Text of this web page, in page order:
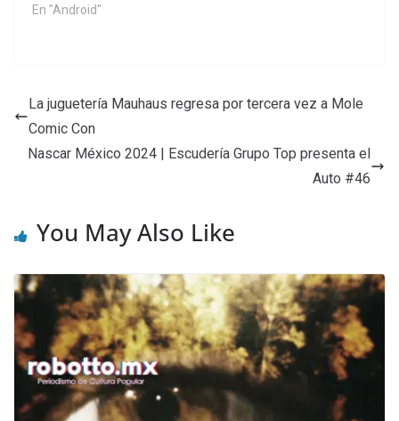
En "Android"
La juguetería Mauhaus regresa por tercera vez a Mole
Comic Con
Nascar México 2024 | Escudería Grupo Top presenta el
Auto #46
You May Also Like